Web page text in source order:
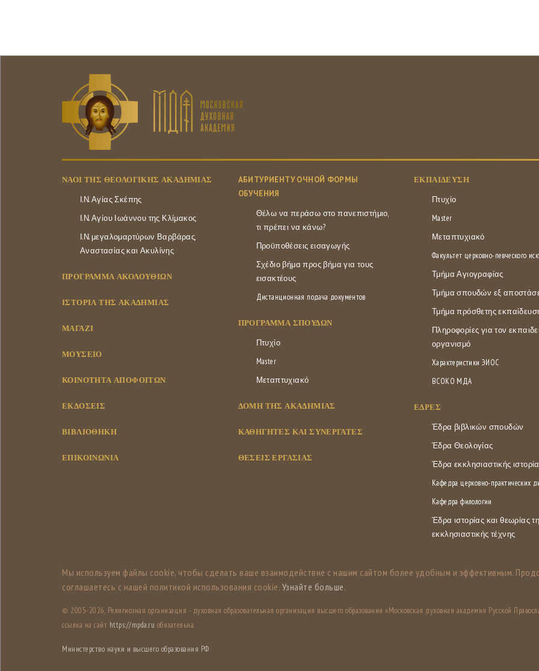
ΝΑΟΊ ΤΗΣ ΘΕΟΛΟΓΙΚΉΣ ΑΚΑΔΗΜΊΑΣ
Ι.Ν. Αγίας Σκέπης
Ι.Ν. Αγίου Ιωάννου της Κλίμακος
Ι.Ν. μεγαλομαρτύρων Βαρβάρας,
Αναστασίας και Ακυλίνης
ΠΡΟΓΡΑΜΜΑ ΑΚΟΛΟΥΘΙΩΝ
ΙΣΤΟΡΊΑ ΤΗΣ ΑΚΑΔΗΜΊΑΣ
ΜΑΓΑΖΊ
ΜΟΥΣΕΊΟ
ΚΟΙΝΌΤΗΤΑ ΑΠΟΦΟΊΤΩΝ
ΕΚΔΌΣΕΙΣ
ΒΙΒΛΙΟΘΉΚΗ
ΕΠΙΚΟΙΝΩΝΊΑ
АБИТУРИЕНТУ ОЧНОЙ ФОРМЫ
ОБУЧЕНИЯ
Θέλω να περάσω στο πανεπιστήμιο,
τι πρέπει να κάνω?
Προϋποθέσεις εισαγωγής
Σχέδιο βήμα προς βήμα για τους
εισακτέους
Дистанционная подача документов
ΠΡΌΓΡΑΜΜΑ ΣΠΟΥΔΏΝ
Πτυχίο
Master
Μεταπτυχιακό
ΔΟΜΉ ΤΗΣ ΑΚΑΔΗΜΊΑΣ
ΚΑΘΗΓΗΤΈΣ ΚΑΙ ΣΥΝΕΡΓΆΤΕΣ
ΘΈΣΕΙΣ ΕΡΓΑΣΊΑΣ
ΕΚΠΑΊΔΕΥΣΗ
Πτυχίο
Master
Μεταπτυχιακό
Факультет церковно-певческого
Τμήμα Αγιογραφίας
Τμήμα σπουδών εξ
Τμήμα πρόσθετης
Πληροφορίες για τον
οργανισμό
Характеристики ЭИОС
ВСОКО МДА
ΕΔΡΕΣ
Έδρα βιβλικών σπουδών
Έδρα Θεολογίας
Έδρα εκκλησιαστικής
Кафедра церковно-практических
Кафедра филологии
Έδρα ιστορίας και θεωρίας
εκκλησιαστικής τέχνης
Мы используем файлы cookie, чтобы сделать ваше взаимодействие с нашим сайтом более удобным и эффективным.
соглашаетесь с нашей политикой использования cookie. Узнайте больше.
© 2005-2026, Религиозная организация - духовная образовательная организация высшего образования «Московская духовная академия Русской
ссылка на сайт https://mpda.ru обязательна.
Министерство науки и высшего образования РФ